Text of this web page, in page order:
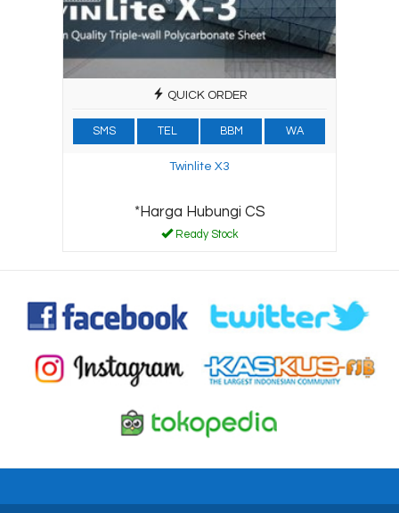
QUICK ORDER
SMS TEL BBM WA
Twinlite X3
*Harga Hubungi CS
Ready Stock